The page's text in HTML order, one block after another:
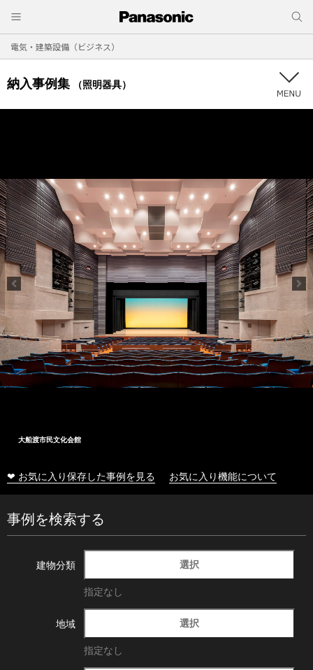
電気・建築設備（ビジネス）
納入事例集 （照明器具）
大船渡市民文化会館
❤ お気に入り保存した事例を見る お気に入り機能について
事例を検索する
建物分類 選択
指定なし
地域 選択
指定なし